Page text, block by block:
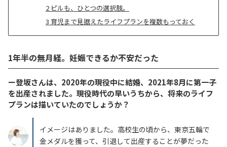
2 ピルも、ひとつの選択肢。
3 育児まで見据えたライフプランを複数もっておく
1年半の無月経。妊娠できるか不安だった
ー登坂さんは、2020年の現役中に結婚、2021年8月に第一子
を出産されました。現役時代の早いうちから、将来のライフ
プランは描いていたのでしょうか？
イメージはありました。高校生の頃から、東京五輪で
金メダルを獲って、引退して出産することが夢だった